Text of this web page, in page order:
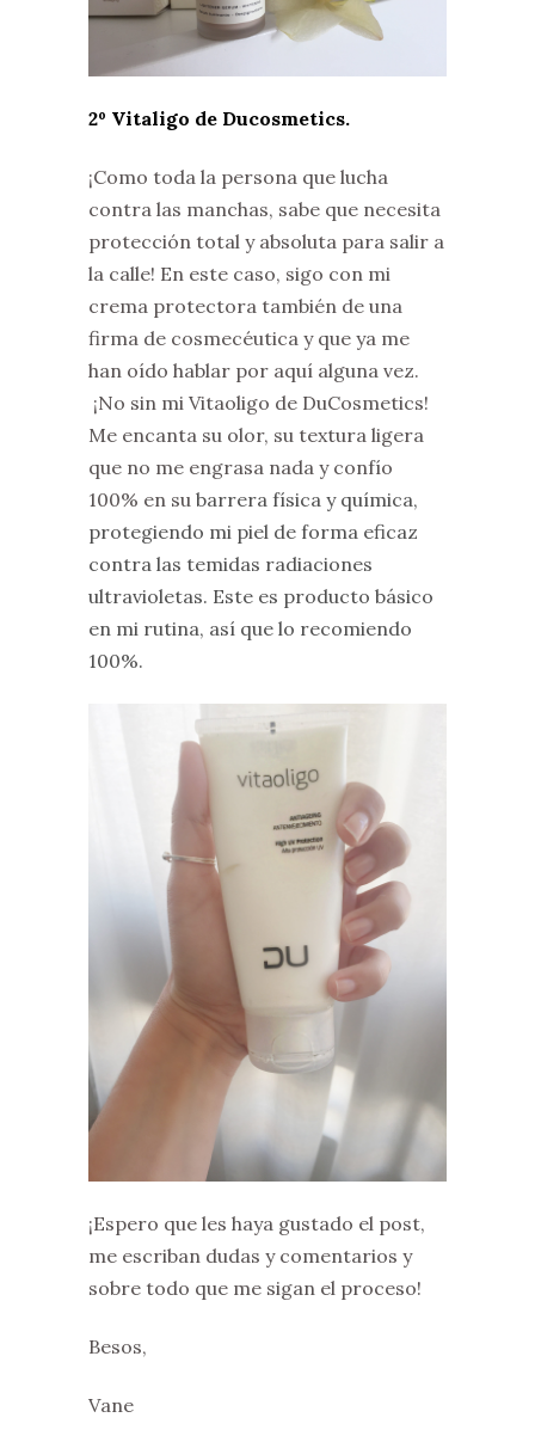
2º Vitaligo de Ducosmetics.
¡Como toda la persona que lucha
contra las manchas, sabe que necesita
protección total y absoluta para salir a
la calle! En este caso, sigo con mi
crema protectora también de una
firma de cosmecéutica y que ya me
han oído hablar por aquí alguna vez.
¡No sin mi Vitaoligo de DuCosmetics!
Me encanta su olor, su textura ligera
que no me engrasa nada y confío
100% en su barrera física y química,
protegiendo mi piel de forma eficaz
contra las temidas radiaciones
ultravioletas. Este es producto básico
en mi rutina, así que lo recomiendo
100%.
¡Espero que les haya gustado el post,
me escriban dudas y comentarios y
sobre todo que me sigan el proceso!
Besos,
Vane